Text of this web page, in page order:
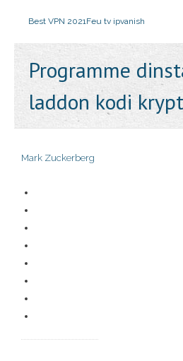
Best VPN 2021Feu tv ipvanish
Programme
laddon kodi
Mark Zuckerberg